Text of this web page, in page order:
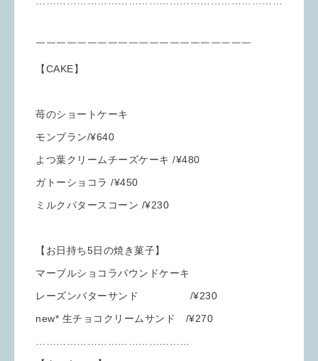
￣￣￣￣￣￣￣￣￣￣￣￣￣￣￣￣￣￣￣￣￣
【CAKE】
苺のショートケーキ
モンブラン/¥640
よつ葉クリームチーズケーキ /¥480
ガトーショコラ /¥450
ミルクバタースコーン /¥230
【お日持ち5日の焼き菓子】
マーブルショコラパウンドケーキ
レーズンバターサンド /¥230
new* 生チョコクリームサンド /¥270
………………………………………